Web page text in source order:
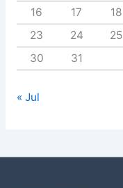
16
17 18
23
24 25
30
31
« Jul